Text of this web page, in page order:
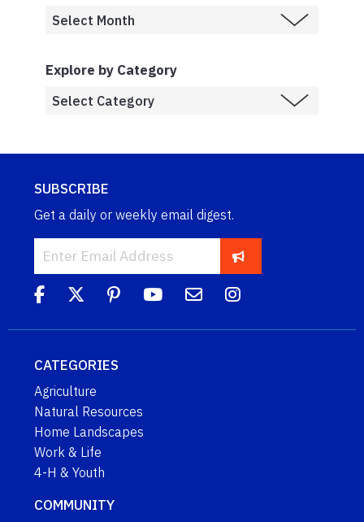
Explore by Category
SUBSCRIBE
Get a daily or weekly email digest.
CATEGORIES
Agriculture
Natural Resources
Home Landscapes
Work & Life
4-H & Youth
COMMUNITY